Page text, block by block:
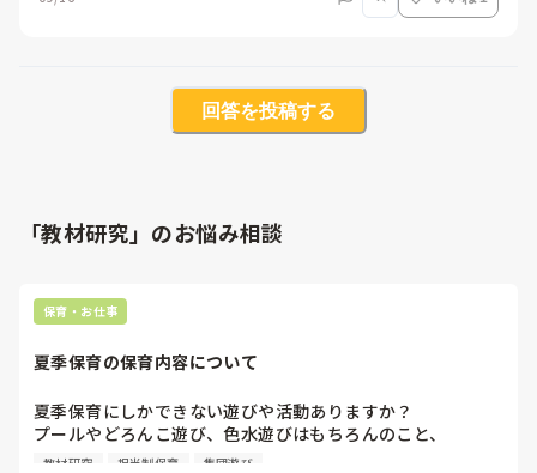
回答を投稿する
「教材研究」のお悩み相談
保育・お仕事
夏季保育の保育内容について
夏季保育にしかできない遊びや活動ありますか？
プールやどろんこ遊び、色水遊びはもちろんのこと、
他に楽しい遊びありますか？年齢児問わず幅広く教えていた
教材研究 担当制保育 集団遊び